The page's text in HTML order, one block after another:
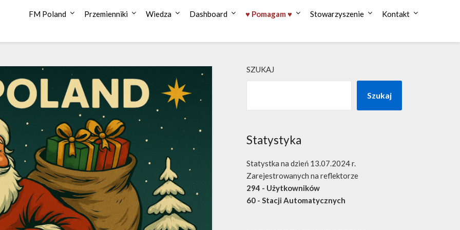
FM Poland Przemienniki Wiedza Dashboard ♥ Pomagam ♥ Stowarzyszenie Kontakt
SZUKAJ
Szukaj
Statystyka
Statystka na dzień 13.07.2024 r.
Zarejestrowanych na reflektorze
294 - Użytkowników
60 - Stacji Automatycznych